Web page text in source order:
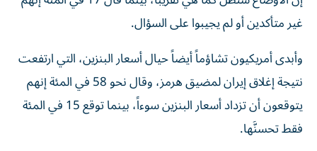
غير متأكدين أو لم يجيبوا على السؤال.
وأبدى أمريكيون تشاؤماً أيضاً حيال أسعار البنزين، التي ارتفعت
نتيجة إغلاق إيران لمضيق هرمز، وقال نحو 58 في المئة إنهم
يتوقعون أن تزداد أسعار البنزين سوءاً، بينما توقع 15 في المئة
فقط تحسنَّها.